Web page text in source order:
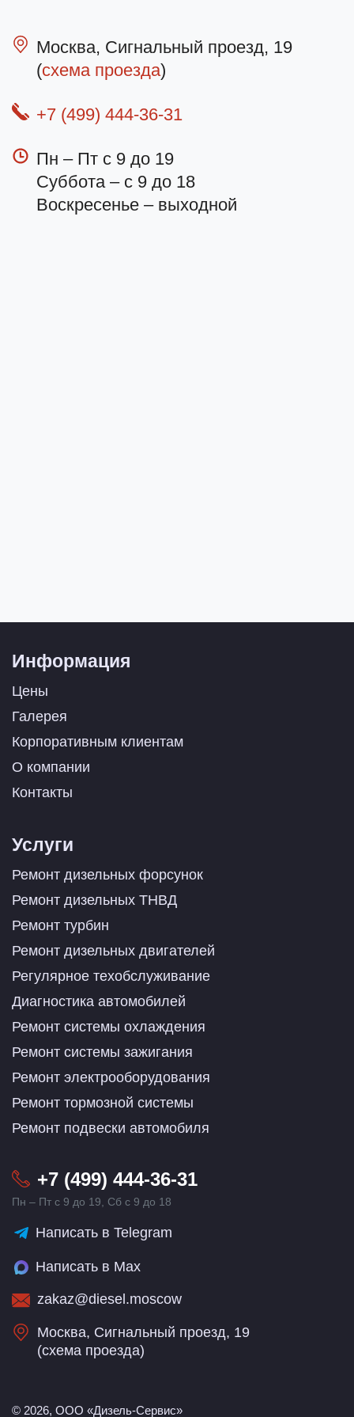
Москва, Сигнальный проезд, 19
(схема проезда)
+7 (499) 444-36-31
Пн – Пт с 9 до 19
Суббота – с 9 до 18
Воскресенье – выходной
Информация
Цены
Галерея
Корпоративным клиентам
О компании
Контакты
Услуги
Ремонт дизельных форсунок
Ремонт дизельных ТНВД
Ремонт турбин
Ремонт дизельных двигателей
Регулярное техобслуживание
Диагностика автомобилей
Ремонт системы охлаждения
Ремонт системы зажигания
Ремонт электрооборудования
Ремонт тормозной системы
Ремонт подвески автомобиля
+7 (499) 444-36-31
Пн – Пт с 9 до 19, Сб с 9 до 18
Написать в Telegram
Написать в Max
zakaz@diesel.moscow
Москва, Сигнальный проезд, 19
(схема проезда)
© 2026, ООО «Дизель-Сервис»